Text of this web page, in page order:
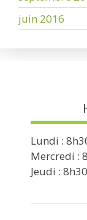
juin 2016
Lundi :
Mercredi :
Jeudi :